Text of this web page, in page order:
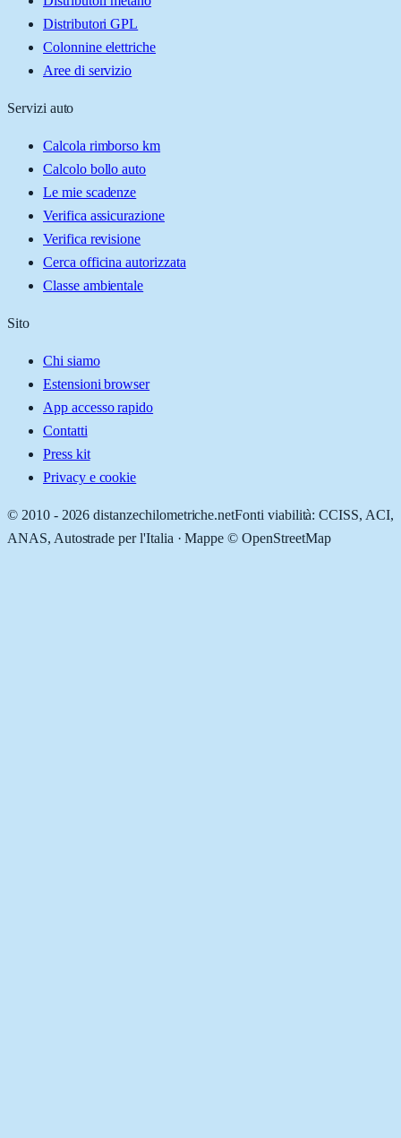
Distributori GPL
Colonnine elettriche
Aree di servizio
Servizi auto
Calcola rimborso km
Calcolo bollo auto
Le mie scadenze
Verifica assicurazione
Verifica revisione
Cerca officina autorizzata
Classe ambientale
Sito
Chi siamo
Estensioni browser
App accesso rapido
Contatti
Press kit
Privacy e cookie
© 2010 - 2026 distanzechilometriche.netFonti viabilità: CCISS, ACI,
ANAS, Autostrade per l'Italia · Mappe © OpenStreetMap